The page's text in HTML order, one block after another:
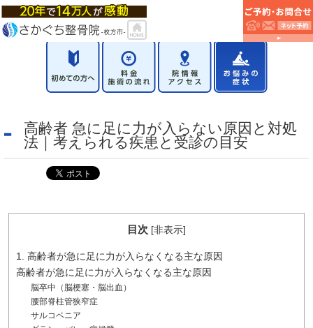
高齢者 急に足に力が入らない原因と対処
法｜考えられる疾患と受診の目安
目次 [非表示]
1. 高齢者が急に足に力が入らなくなる主な原因
高齢者が急に足に力が入らなくなる主な原因
脳卒中（脳梗塞・脳出血）
腰部脊柱管狭窄症
サルコペニア